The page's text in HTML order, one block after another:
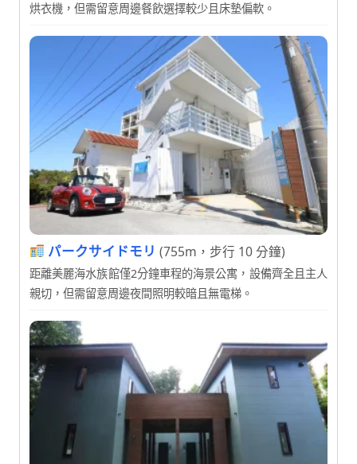
烘衣機，但需留意周邊餐飲選擇較少且床墊偏軟。
パークサイドモリ (755m，步行 10 分鐘)
距離美麗海水族館僅2分鐘車程的海景公寓，設備齊全且主人
親切，但需留意周邊夜間照明較暗且無電梯。